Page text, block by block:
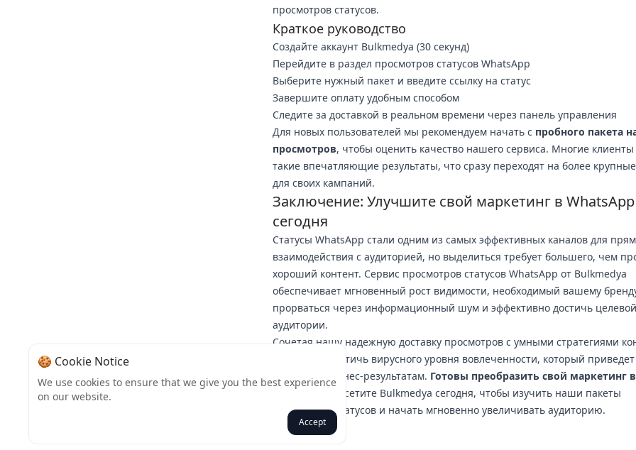
просмотров статусов.
Краткое руководство
Создайте аккаунт Bulkmedya (30 секунд)
Перейдите в раздел просмотров статусов WhatsApp
Выберите нужный пакет и введите ссылку на статус
Завершите оплату удобным способом
Следите за доставкой в реальном времени через панель управления
Для новых пользователей мы рекомендуем начать с пробного пакета
просмотров, чтобы оценить качество нашего сервиса. Многие клиенты
такие впечатляющие результаты, что сразу переходят на более
для своих кампаний.
Заключение: Улучшите свой маркетинг в
сегодня
Статусы WhatsApp стали одним из самых эффективных каналов для
взаимодействия с аудиторией, но выделиться требует большего, чем
хороший контент. Сервис просмотров статусов WhatsApp от Bulkmedya
обеспечивает мгновенный рост видимости, необходимый вашему
прорваться через информационный шум и эффективно достичь целевой
аудитории.
Сочетая нашу надежную доставку просмотров с умными стратегиями
вы можете достичь вирусного уровня вовлеченности, который
реальным бизнес-результатам. Готовы преобразить свой маркетинг в
WhatsApp?
Посетите Bulkmedya сегодня, чтобы изучить наши пакеты
просмотров статусов и начать мгновенно увеличивать аудиторию.
Назад
🍪 Cookie Notice
We use cookies to ensure that we give you the best experience
on our website.
Accept